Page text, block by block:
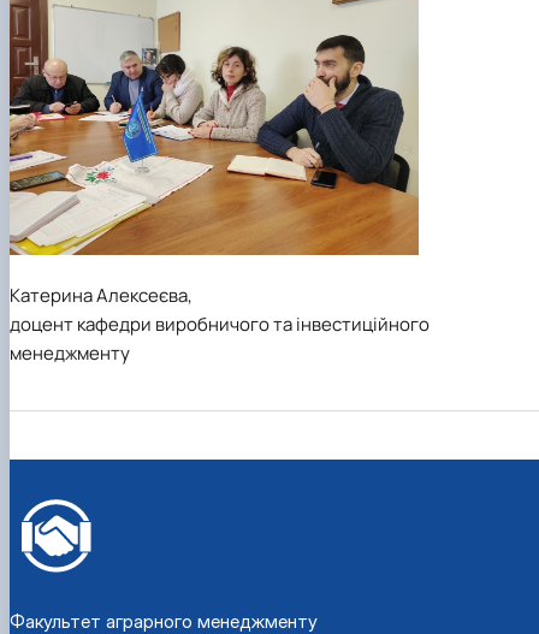
Катерина Алексеєва,
доцент кафедри виробничого та інвестиційного
менеджменту
Факультет аграрного менеджменту